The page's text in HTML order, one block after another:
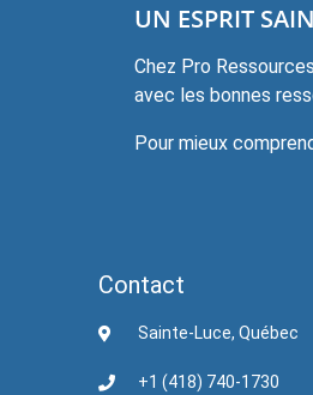
UN ESPRIT
Chez Pro
avec les bonnes
Pour mieux
Contact
Sainte-Luce, Québec
+1 (418) 740-1730